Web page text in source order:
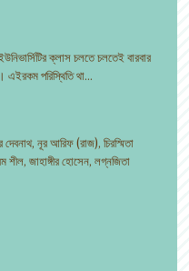
ক্লাস চলতে চলতেই বারবার
পরিস্থিতি থা...
দেবনাথ, নূর আরিফ (রাজ), চিরস্মিতা
শীল, জাহাঙ্গীর হোসেন, লগ্নজিতা